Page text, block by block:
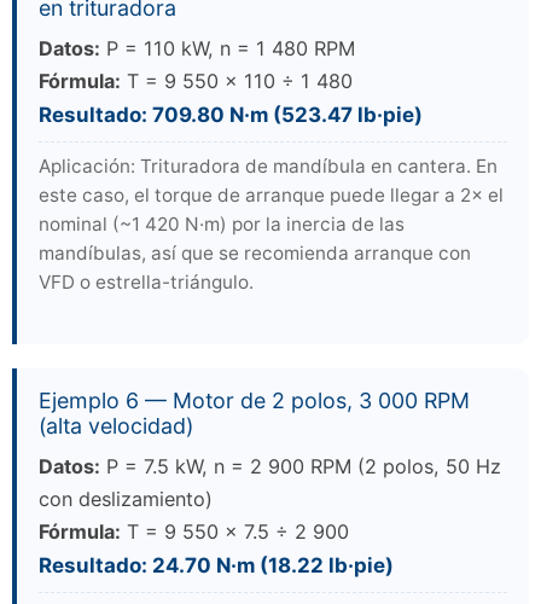
en trituradora
Datos: P = 110 kW, n = 1 480 RPM
Fórmula: T = 9 550 × 110 ÷ 1 480
Resultado: 709.80 N·m (523.47 lb·pie)
Aplicación: Trituradora de mandíbula en cantera. En
este caso, el torque de arranque puede llegar a 2× el
nominal (~1 420 N·m) por la inercia de las
mandíbulas, así que se recomienda arranque con
VFD o estrella-triángulo.
Ejemplo 6 — Motor de 2 polos, 3 000 RPM
(alta velocidad)
Datos: P = 7.5 kW, n = 2 900 RPM (2 polos, 50 Hz
con deslizamiento)
Fórmula: T = 9 550 × 7.5 ÷ 2 900
Resultado: 24.70 N·m (18.22 lb·pie)